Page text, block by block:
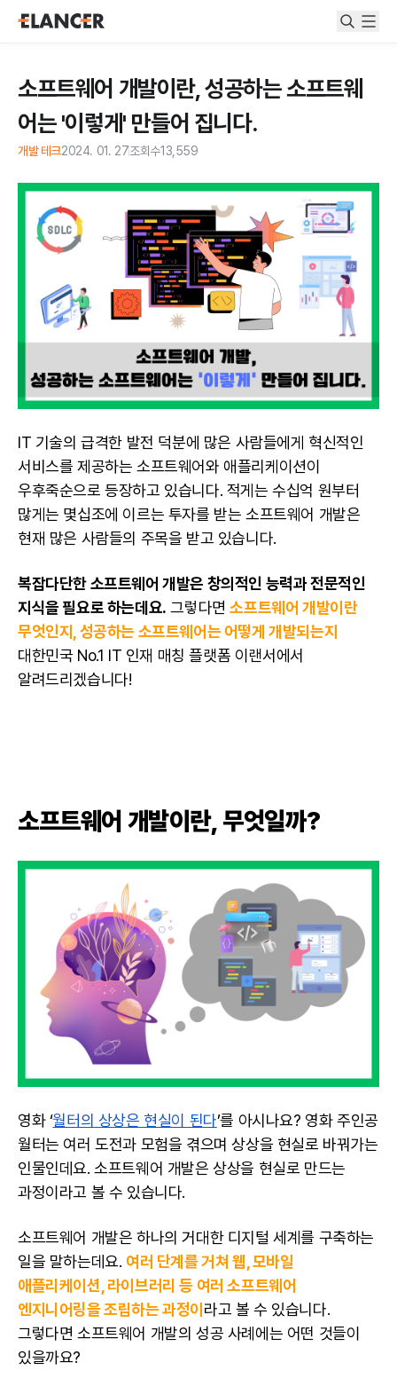
소프트웨어 개발이란, 성공하는 소프트웨
어는 '이렇게' 만들어 집니다.
개발 테크2024. 01. 27조회수13,559
IT 기술의 급격한 발전 덕분에 많은 사람들에게 혁신적인
서비스를 제공하는 소프트웨어와 애플리케이션이
우후죽순으로 등장하고 있습니다. 적게는 수십억 원부터
많게는 몇십조에 이르는 투자를 받는소프트웨어 개발은
현재 많은 사람들의 주목을 받고 있습니다.
복잡다단한 소프트웨어 개발은 창의적인 능력과 전문적인
지식을 필요로 하는데요. 그렇다면소프트웨어 개발이란
무엇인지, 성공하는 소프트웨어는 어떻게 개발되는지
대한민국 No.1 IT 인재 매칭 플랫폼 이랜서에서
알려드리겠습니다!
소프트웨어 개발이란, 무엇일까?
영화 ‘월터의 상상은 현실이 된다’를 아시나요? 영화 주인공
월터는 여러 도전과 모험을 겪으며 상상을 현실로 바꿔가는
인물인데요. 소프트웨어 개발은 상상을 현실로 만드는
과정이라고 볼 수 있습니다.
소프트웨어 개발은 하나의 거대한 디지털 세계를 구축하는
일을 말하는데요. 여러 단계를 거쳐 웹, 모바일
애플리케이션, 라이브러리 등 여러 소프트웨어
엔지니어링을 조립하는 과정이 라고 볼 수 있습니다.
그렇다면 소프트웨어 개발의 성공 사례에는 어떤 것들이
있을까요?